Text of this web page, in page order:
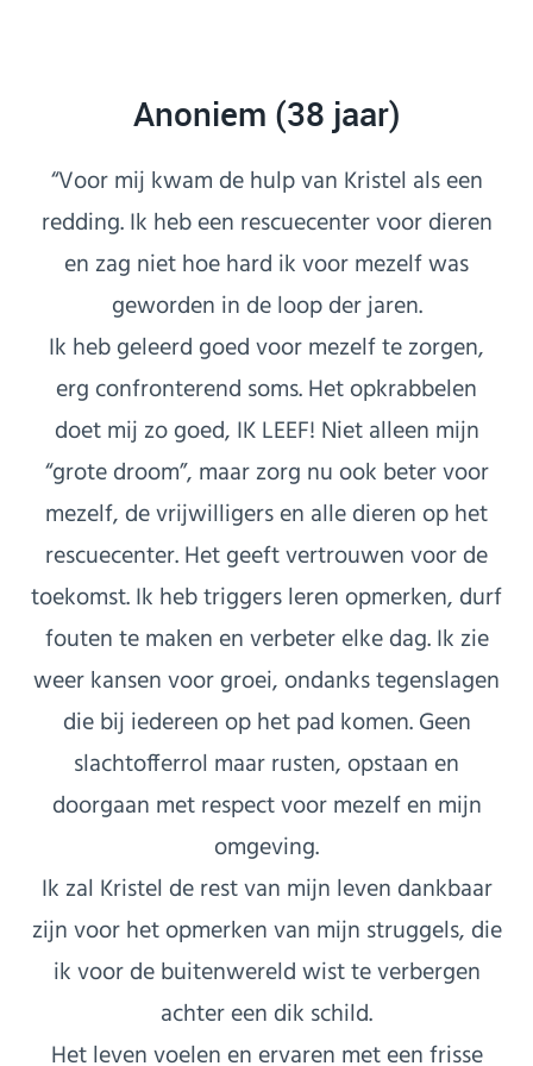
Anoniem (38 jaar)
“Voor mij kwam de hulp van Kristel als een
redding. Ik heb een rescuecenter voor dieren
en zag niet hoe hard ik voor mezelf was
geworden in de loop der jaren.
Ik heb geleerd goed voor mezelf te zorgen,
erg confronterend soms. Het opkrabbelen
doet mij zo goed, IK LEEF! Niet alleen mijn
“grote droom”, maar zorg nu ook beter voor
mezelf, de vrijwilligers en alle dieren op het
rescuecenter. Het geeft vertrouwen voor de
toekomst. Ik heb triggers leren opmerken, durf
fouten te maken en verbeter elke dag. Ik zie
weer kansen voor groei, ondanks tegenslagen
die bij iedereen op het pad komen. Geen
slachtofferrol maar rusten, opstaan en
doorgaan met respect voor mezelf en mijn
omgeving.
Ik zal Kristel de rest van mijn leven dankbaar
zijn voor het opmerken van mijn struggels, die
ik voor de buitenwereld wist te verbergen
achter een dik schild.
Het leven voelen en ervaren met een frisse